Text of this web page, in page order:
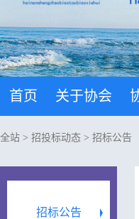
首页 关于协会
全站 > 招投标动态 > 招标公告
招标公告